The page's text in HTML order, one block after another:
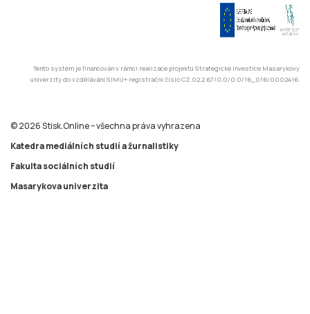
Tento systém je financován v rámci realizace projektu Strategické investice Masarykovy
univerzity do vzdělávání SIMU+ registrační číslo CZ.02.2.67/0.0/0.0/16_016/0002416.
© 2026 Stisk.Online – všechna práva vyhrazena
Katedra mediálních studií a žurnalistiky
Fakulta sociálních studií
Masarykova univerzita